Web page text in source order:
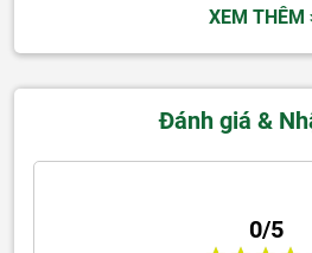
XEM THÊM
Đánh giá &
0/5